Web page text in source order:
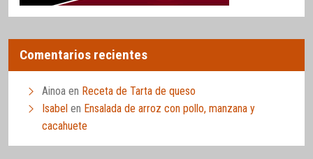
Comentarios recientes
Ainoa en Receta de Tarta de queso
Isabel en Ensalada de arroz con pollo, manzana y
cacahuete